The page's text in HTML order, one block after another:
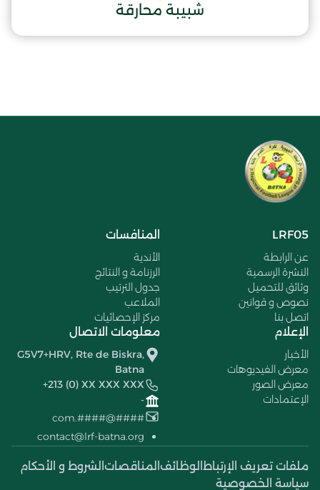
شبيبة محارقة
LRF05
عن الرابطة
النشرة الرسمية
وثائق للتحميل
نصوص و قوانين
اتصل بنا
المنافسات
الأندية
الرزنامة و النتائج
جدول الترتيب
الملاعب
مركز الإحصائيات
الإعلام
الأخبار
معرض الفيديوهات
معرض الصور
الإعتمادات
معلومات الاتصال
G5V7+HRV, Rte de Biskra,
Batna
+213 (0) XX XXX XXX
-
####@####.com
contact@lrf-batna.org
ملفات تعريف الإرتباط الوظائف المناقصات الشروط و الأحكام
سياسة الخصوصية